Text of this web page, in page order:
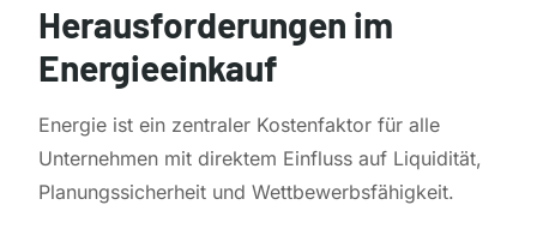
Herausforderungen im
Energieeinkauf
Energie ist ein zentraler Kostenfaktor für alle
Unternehmen mit direktem Einfluss auf Liquidität,
Planungssicherheit und Wettbewerbsfähigkeit.